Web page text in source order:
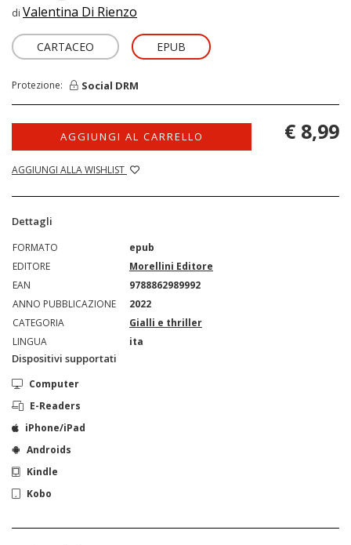
di Valentina Di Rienzo
CARTACEO EPUB
Protezione: Social DRM
AGGIUNGI AL CARRELLO
AGGIUNGI ALLA WISHLIST
€ 8,99
Dettagli
FORMATO
epub
EDITORE
Morellini Editore
EAN
9788862989992
ANNO PUBBLICAZIONE
2022
CATEGORIA
Gialli e thriller
LINGUA
ita
Dispositivi supportati
Computer
E-Readers
iPhone/iPad
Androids
Kindle
Kobo